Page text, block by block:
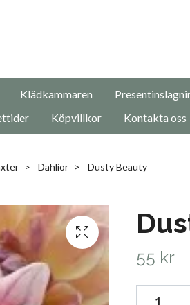
Klädkammaren
Köpvillkor Kontakta oss
Dahlior Dusty Beauty
55 kr